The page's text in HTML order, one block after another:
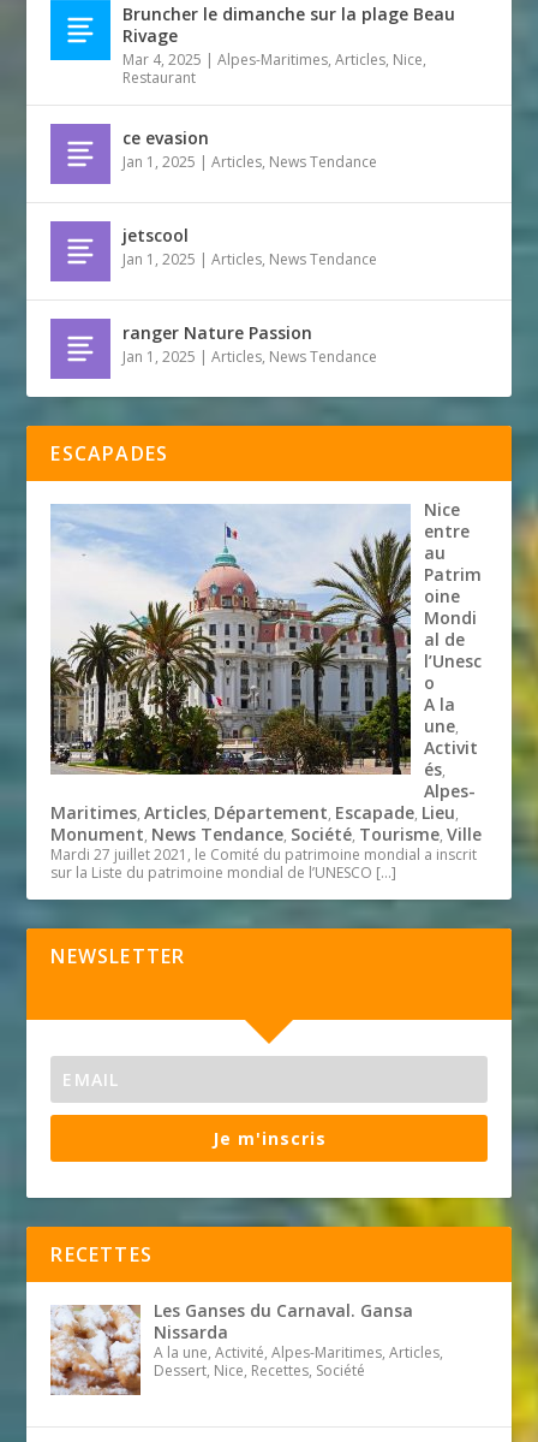
Bruncher le dimanche sur la plage Beau
Rivage
Mar 4, 2025 |Alpes-Maritimes,Articles, Nice,
Restaurant
ce evasion
Jan 1, 2025 |Articles, News Tendance
jetscool
Jan 1, 2025 |Articles, News Tendance
ranger Nature Passion
Jan 1, 2025 |Articles, News Tendance
ESCAPADES
Nice
entre
au
Patrim
oine
Mondi
al de
l’Unesc
o
A la
une,
Activit
és,
Alpes-
Maritimes,Articles, Département, Escapade, Lieu,
Monument, News Tendance, Société, Tourisme,Ville
Mardi 27 juillet 2021, le Comité du patrimoine mondial a inscrit
sur la Liste du patrimoine mondial de l’UNESCO […]
NEWSLETTER
Je m'inscris
RECETTES
Les Ganses du Carnaval. Gansa
Nissarda
A la une, Activité, Alpes-Maritimes, Articles,
Dessert, Nice, Recettes, Société